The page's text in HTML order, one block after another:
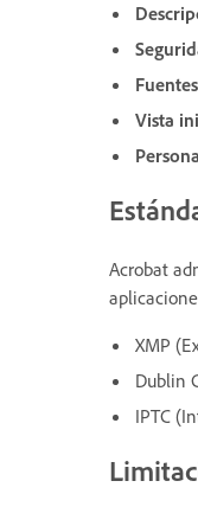
Fuentes
Vista
Acrobat
XMP
Dublin
IPTC